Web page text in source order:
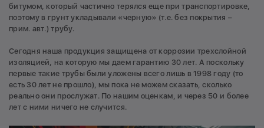
битумом, который частично терялся еще при транспортировке,
поэтому в грунт укладывали «черную» (т.е. без покрытия –
прим. авт.) трубу.
Сегодня наша продукция защищена от коррозии трехслойной
изоляцией, на которую мы даем гарантию 30 лет. А поскольку
первые такие трубы были уложены всего лишь в 1998 году (то
есть 30 лет не прошло), мы пока не можем сказать, сколько
реально они прослужат. По нашим оценкам, и через 50 и более
лет с ними ничего не случится.